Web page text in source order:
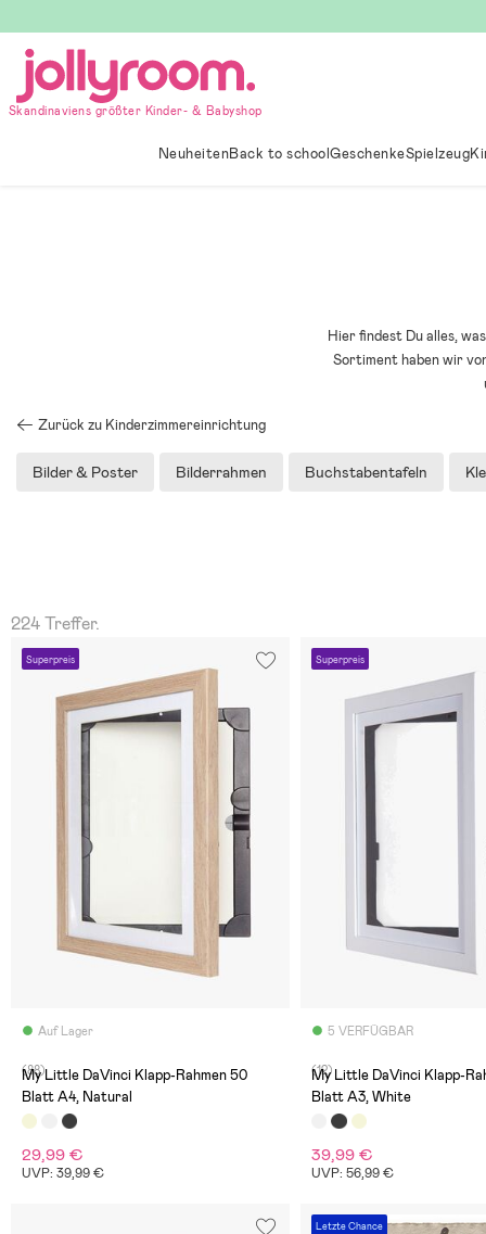
till
innehållet
Skandinaviens größter Kinder- & Babyshop
NeuheitenBack to schoolGeschenkeSpielzeug
Hier findest Du alles,
Sortiment haben wir
Zurück zu Kinderzimmereinrichtung
Bilder & Poster Bilderrahmen Buchstabentafeln
224 Treffer.
Superpreis
Auf Lager
(88)
My Little DaVinci Klapp-Rahmen 50
Blatt A4, Natural
29,99 €
UVP: 39,99 €
Superpreis
5 VERFÜGBAR
(12)
My Little DaVinci Klapp-
Blatt A3, White
39,99 €
UVP: 56,99 €
Letzte Chance